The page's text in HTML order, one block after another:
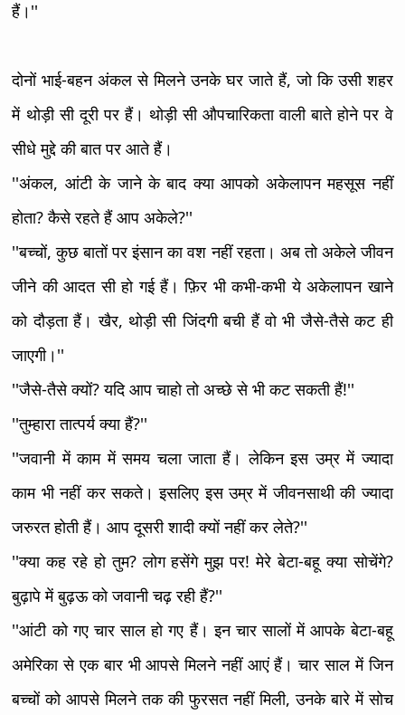
हैं।''
दोनों भाई-बहन अंकल से मिलने उनके घर जाते हैं, जो कि उसी शहर
में थोड़ी सी दूरी पर हैं। थोड़ी सी औपचारिकता वाली बाते होने पर वे
सीधे मुद्दे की बात पर आते हैं।
''अंकल, आंटी के जाने के बाद क्या आपको अकेलापन महसूस नहीं
होता? कैसे रहते हैं आप अकेले?''
''बच्चों, कुछ बातों पर इंसान का वश नहीं रहता। अब तो अकेले जीवन
जीने की आदत सी हो गई हैं। फ़िर भी कभी-कभी ये अकेलापन खाने
को दौड़ता हैं। खैर, थोड़ी सी जिंदगी बची हैं वो भी जैसे-तैसे कट ही
जाएगी।''
''जैसे-तैसे क्यों? यदि आप चाहो तो अच्छे से भी कट सकती हैं!''
''तुम्हारा तात्पर्य क्या हैं?''
''जवानी में काम में समय चला जाता हैं। लेकिन इस उम्र में ज्यादा
काम भी नहीं कर सकते। इसलिए इस उम्र में जीवनसाथी की ज्यादा
जरुरत होती हैं। आप दूसरी शादी क्यों नहीं कर लेते?''
''क्या कह रहे हो तुम? लोग हसेंगे मुझ पर! मेरे बेटा-बहू क्या सोचेंगे?
बुढ़ापे में बुढ़ऊ को जवानी चढ़ रही हैं?''
''आंटी को गए चार साल हो गए हैं। इन चार सालों में आपके बेटा-बहू
अमेरिका से एक बार भी आपसे मिलने नहीं आएं हैं। चार साल में जिन
बच्चों को आपसे मिलने तक की फुरसत नहीं मिली, उनके बारे में सोच